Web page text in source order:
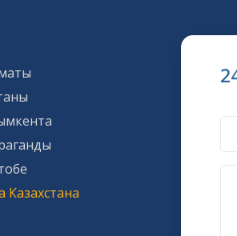
Казахстана